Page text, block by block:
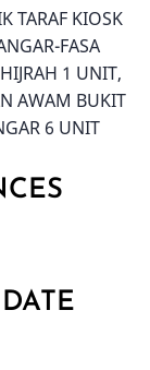
TARAF KIOSK
FASA
1 UNIT,
AWAM BUKIT
6 UNIT